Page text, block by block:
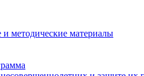
методические материалы